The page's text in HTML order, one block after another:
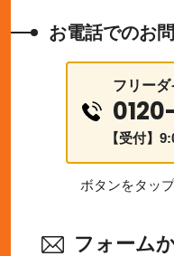
お電話でのお
フリー
【受付】
ボタンをタッ
フォーム